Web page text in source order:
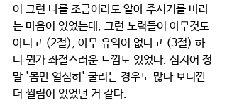
이 그런 나를 조금이라도 알아 주시기를 바라
는 마음이 있었는데, 그런 노력들이 아무것도
아니고 (2절), 아무 유익이 없다고 (3절) 하
니 뭔가 좌절스러운 느낌도 있었다. 심지어 정
말 '몸만 열심히' 굴리는 경우도 많다 보니깐
더 찔림이 있었던 거 같다.